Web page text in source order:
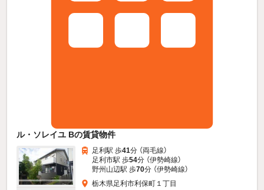
ル・ソレイユ Bの賃貸物件
足利駅 歩41分 （両毛線）
足利市駅 歩54分 （伊勢崎線）
野州山辺駅 歩70分 （伊勢崎線）
栃木県足利市利保町１丁目